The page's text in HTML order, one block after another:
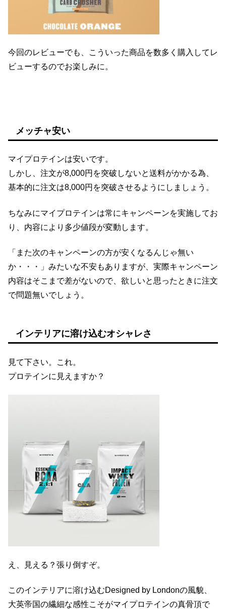
今回のレビューでも、こういった商品を数多く購入してレ
ビューするのでお楽しみに。
メッチャ安い
マイプロテインは安いです。
しかし、注文が8,000円を突破しないと送料がかかる為、
基本的に注文は8,000円を突破させるようにしましょう。
ちなみにマイプロテインは常にキャンペーンを実施してお
り、内容により多少値段が変動します。
「また次のキャンペーンの方が安くなるんじゃ無い
か・・・」みたいな不安もありますが、実際キャンペーン
内容はそこまで差がないので、欲しいと思ったときに注文
で問題無いでしょう。
インテリアに溶け込むオシャレさ
見て下さい。これ。
プロテインに見えますか？
え、見える？張り倒すぞ。
このインテリアに溶け込むDesigned by Londonの風貌、
大英帝国の繊細な感性こそがマイプロテインの真骨頂で